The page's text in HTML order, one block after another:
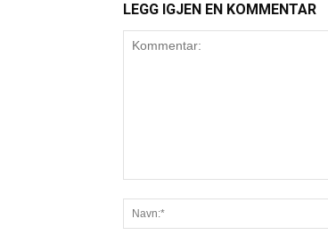
LEGG IGJEN EN KOMMENTAR